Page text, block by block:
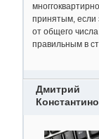
принятым, если
от общего
правильным в
Дмитрий